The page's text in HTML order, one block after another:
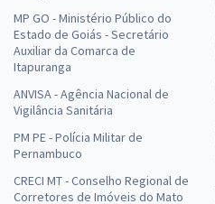
MP GO - Ministério Público do
Estado de Goiás - Secretário
Auxiliar da Comarca de
Itapuranga
ANVISA - Agência Nacional de
Vigilância Sanitária
PM PE - Polícia Militar de
Pernambuco
CRECI MT - Conselho Regional de
Corretores de Imóveis do Mato